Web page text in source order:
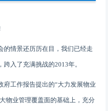
的情景还历历在目，我们已经走
跨入了充满挑战的2013年。
府工作报告提出的“大力发展物业
物业管理覆盖面的基础上，充分